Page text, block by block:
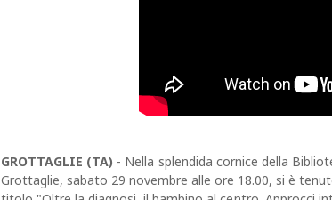
GROTTAGLIE (TA) - Nella splendida cornice della
Grottaglie, sabato 29 novembre alle ore 18.00, si è